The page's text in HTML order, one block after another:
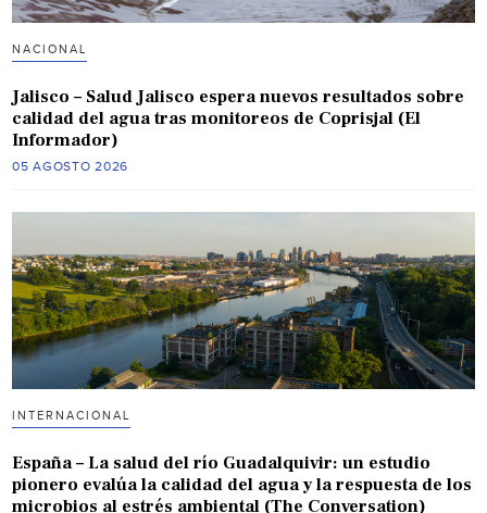
NACIONAL
Jalisco – Salud Jalisco espera nuevos resultados sobre
calidad del agua tras monitoreos de Coprisjal (El
Informador)
05 AGOSTO 2026
INTERNACIONAL
España – La salud del río Guadalquivir: un estudio
pionero evalúa la calidad del agua y la respuesta de los
microbios al estrés ambiental (The Conversation)